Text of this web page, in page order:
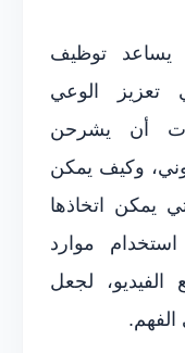
يساعد توظيف
تعزيز الوعي
أن يشرحن
وكيف يمكن
يمكن اتخاذها
موارد
الفيديو، لجعل